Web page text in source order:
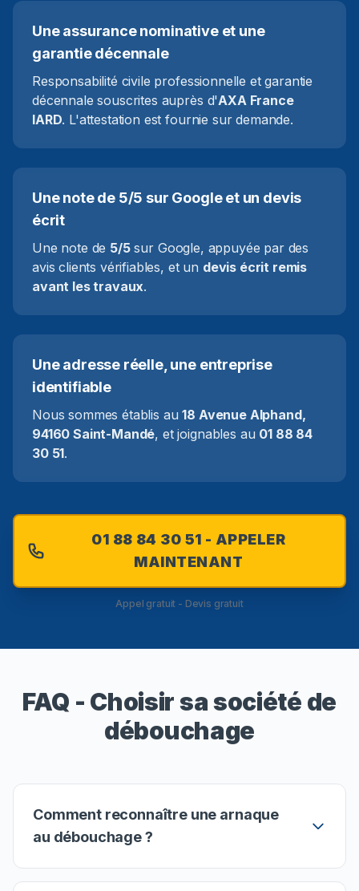
Une assurance nominative et une
garantie décennale
Responsabilité civile professionnelle et garantie
décennale souscrites auprès d'AXA France
IARD. L'attestation est fournie sur demande.
Une note de 5/5 sur Google et un devis
écrit
Une note de 5/5sur Google, appuyée par des
avis clients vérifiables, et un devis écrit remis
avant les travaux.
Une adresse réelle, une entreprise
identifiable
Nous sommes établis au18 Avenue Alphand,
94160 Saint-Mandé, et joignables au 01 88 84
30 51.
01 88 84 30 51 - APPELER
MAINTENANT
Appel gratuit - Devis gratuit
FAQ - Choisir sa société de
débouchage
Comment reconnaître une arnaque
au débouchage ?